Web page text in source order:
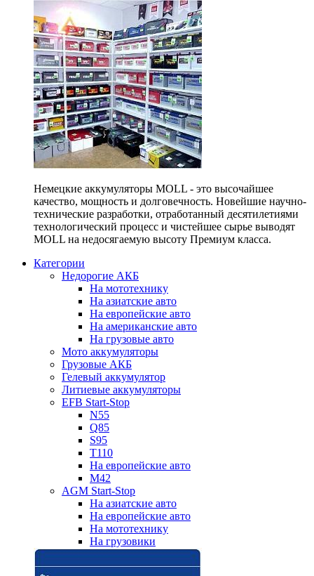
Немецкие аккумуляторы MOLL - это высочайшее
качество, мощность и долговечность. Новейшие научно-
технические разработки, отработанный десятилетиями
технологический процесс и чистейшее сырье выводят
MOLL на недосягаемую высоту Премиум класса.
Категории
Недорогие АКБ
На мототехнику
На азиатские авто
На европейские авто
На американские авто
На грузовые авто
Мото аккумуляторы
Грузовые АКБ
Гелевый аккумулятор
Литиевые аккумуляторы
EFB Start-Stop
N55
Q85
S95
T110
На европейские авто
M42
AGM Start-Stop
На азиатские авто
На европейские авто
На мототехнику
На грузовики